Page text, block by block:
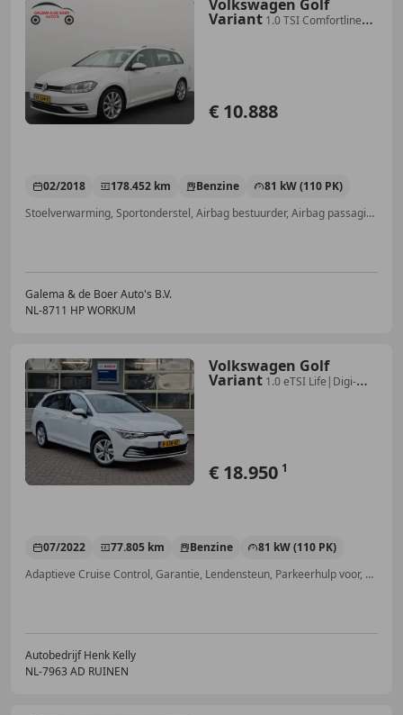
Volkswagen Golf
Variant 1.0 TSI Comfortline
€ 10.888
02/2018 178.452 km Benzine
81 kW (110 PK)
Stoelverwarming, Sportonderstel, Airbag bestuurder, Airbag passagier, Sportstoelen, Met onderhoudshistorie, Adaptieve Cruise Control, Alarm
Galema & de Boer Auto's B.V.
NL-8711 HP WORKUM
Volkswagen Golf
Variant 1.0 eTSI Life|Digi-
€ 18.950 1
07/2022 77.805 km Benzine
81 kW (110 PK)
Adaptieve Cruise Control, Garantie, Lendensteun, Parkeerhulp voor, Geheel digitaal combi-instrument, Automatische klimaatregeling, Regensensor, Sfeerverlichting
Autobedrijf Henk Kelly
NL-7963 AD RUINEN